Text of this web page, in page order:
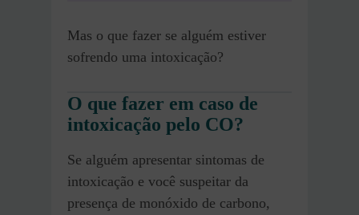
Mas o que fazer se alguém estiver
sofrendo uma intoxicação?
O que fazer em caso de
intoxicação pelo CO?
Se alguém apresentar sintomas de
intoxicação e você suspeitar da
presença de monóxido de carbono,